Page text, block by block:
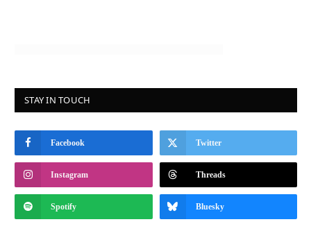
STAY IN TOUCH
Facebook Twitter
Instagram Threads
Spotify Bluesky